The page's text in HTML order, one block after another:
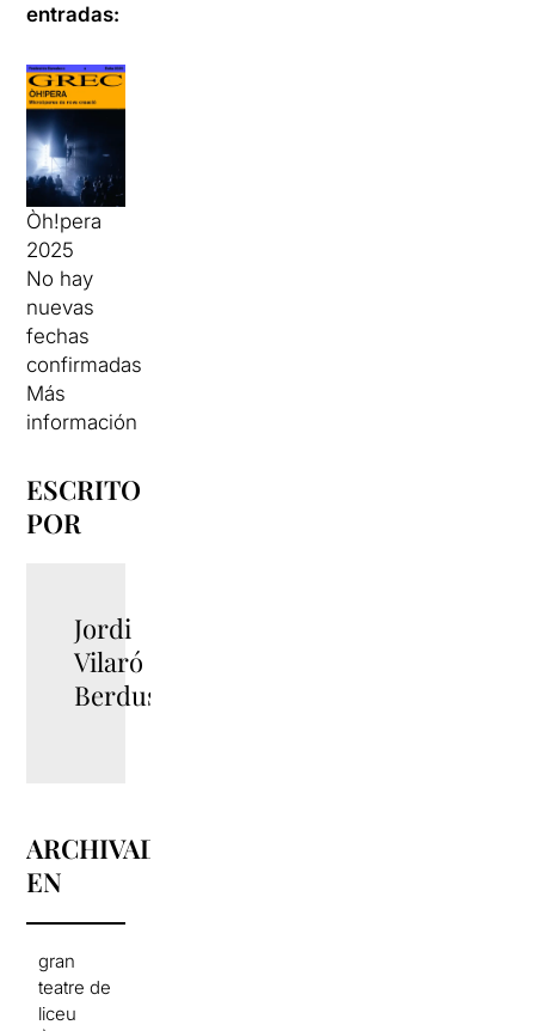
entradas:
Òh!pera
2025
No hay
nuevas
fechas
confirmadas
Más
información
ESCRITO
POR
Jordi
Vilaró
Berdusan
ARCHIVADO
EN
gran
teatre de
liceu